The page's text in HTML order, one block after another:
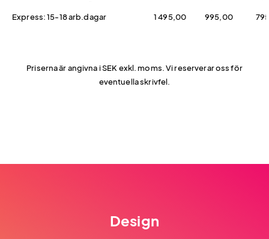
Express: 15-18 arb.dagar 1 495,00 995,00
Priserna är angivna i SEK exkl. moms. Vi reserverar oss för
eventuella skrivfel.
Design